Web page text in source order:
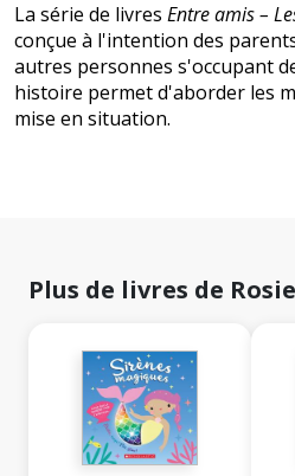
La série de livres Entre amis –
conçue à l'intention des
autres personnes s'occupant
histoire permet d'aborder les
mise en situation.
Plus de livres de